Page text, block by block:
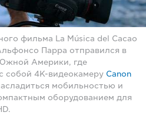
фильма La Música del Cacao
Парра отправился в
Америки, где
собой 4K-видеокамеру Canon
мобильностью и
оборудованием для